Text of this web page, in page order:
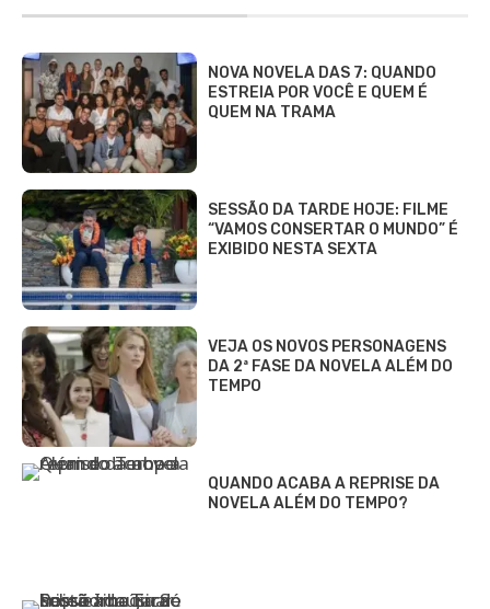
NOVA NOVELA DAS 7: QUANDO
ESTREIA POR VOCÊ E QUEM É
QUEM NA TRAMA
SESSÃO DA TARDE HOJE: FILME
“VAMOS CONSERTAR O MUNDO” É
EXIBIDO NESTA SEXTA
VEJA OS NOVOS PERSONAGENS
DA 2ª FASE DA NOVELA ALÉM DO
TEMPO
QUANDO ACABA A REPRISE DA
NOVELA ALÉM DO TEMPO?